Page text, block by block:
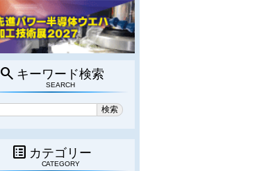
search キーワード検索
SEARCH
list_alt カテゴリー
CATEGORY